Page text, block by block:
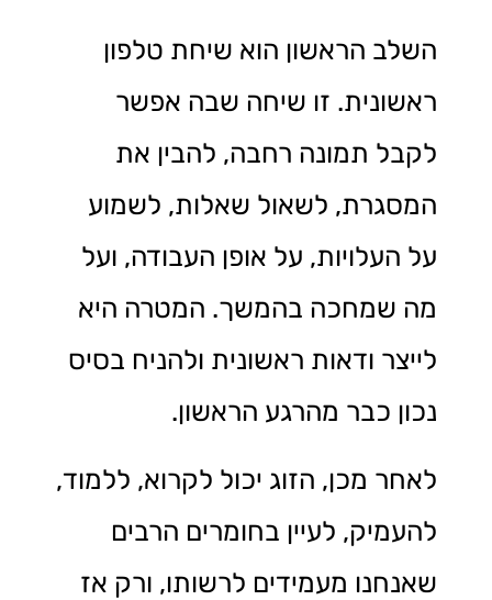
השלב הראשון הוא שיחת טלפון
ראשונית. זו שיחה שבה אפשר
לקבל תמונה רחבה, להבין את
המסגרת, לשאול שאלות, לשמוע
על העלויות, על אופן העבודה, ועל
מה שמחכה בהמשך. המטרה היא
לייצר ודאות ראשונית ולהניח בסיס
נכון כבר מהרגע הראשון.
לאחר מכן, הזוג יכול לקרוא, ללמוד,
להעמיק, לעיין בחומרים הרבים
שאנחנו מעמידים לרשותו, ורק אז